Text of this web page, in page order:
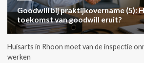
Goodwill bij praktijkovername (5):
toekomst van goodwill eruit?
Huisarts in Rhoon moet van de inspectie
werken